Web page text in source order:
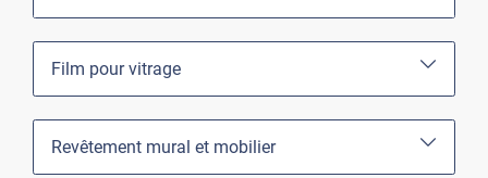
Film pour vitrage
Revêtement mural et mobilier